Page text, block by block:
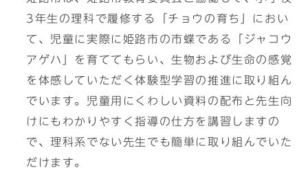
3年生の理科で履修する「チョウの育ち」におい
て、児童に実際に姫路市の市蝶である「ジャコウ
アゲハ」を育ててもらい、生物および生命の感覚
を体感していただく体験型学習の推進に取り組ん
でいます。児童用にくわしい資料の配布と先生向
けにもわかりやすく指導の仕方を講習しますの
で、理科系でない先生でも簡単に取り組んでいた
だけます。